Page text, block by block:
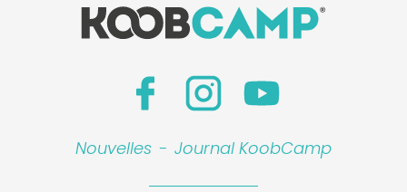
Nouvelles - Journal KoobCamp